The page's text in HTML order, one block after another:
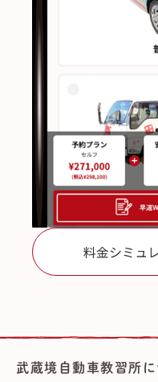
料金シミュ
武蔵境自動車教習所に